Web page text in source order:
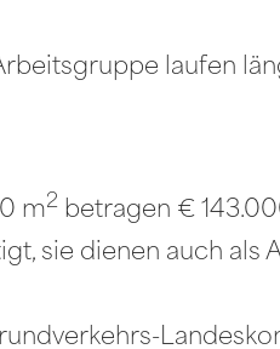
laufen
m2 betragen €
sie dienen auch als